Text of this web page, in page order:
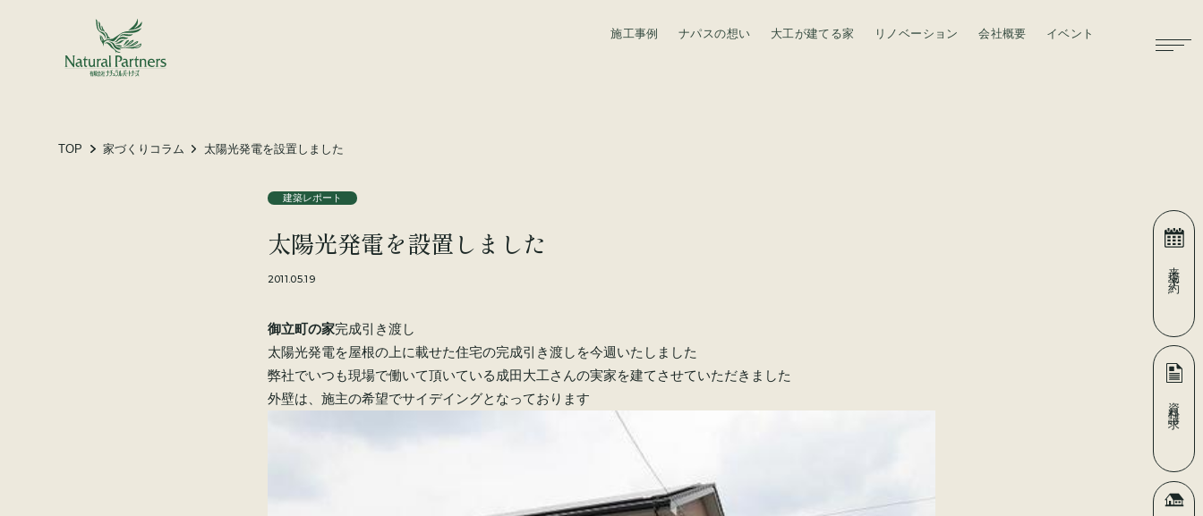
施工事例 ナパスの想い 大工が建てる家 リノベーション 会社概要 イベント
TOP 家づくりコラム 太陽光発電を設置しました
建築レポート
太陽光発電を設置しました
2011.05.19
御立町の家完成引き渡し
太陽光発電を屋根の上に載せた住宅の完成引き渡しを今週いたしました
弊社でいつも現場で働いて頂いている成田大工さんの実家を建てさせていただきました
外壁は、施主の希望でサイデイングとなっております
会社概要
スタッフ紹介
来場予約
資料請求